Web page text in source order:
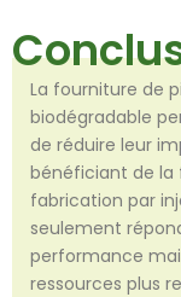
La fourniture de
biodégradable
de réduire leur
bénéficiant de la
fabrication par
seulement
performance
ressources plus